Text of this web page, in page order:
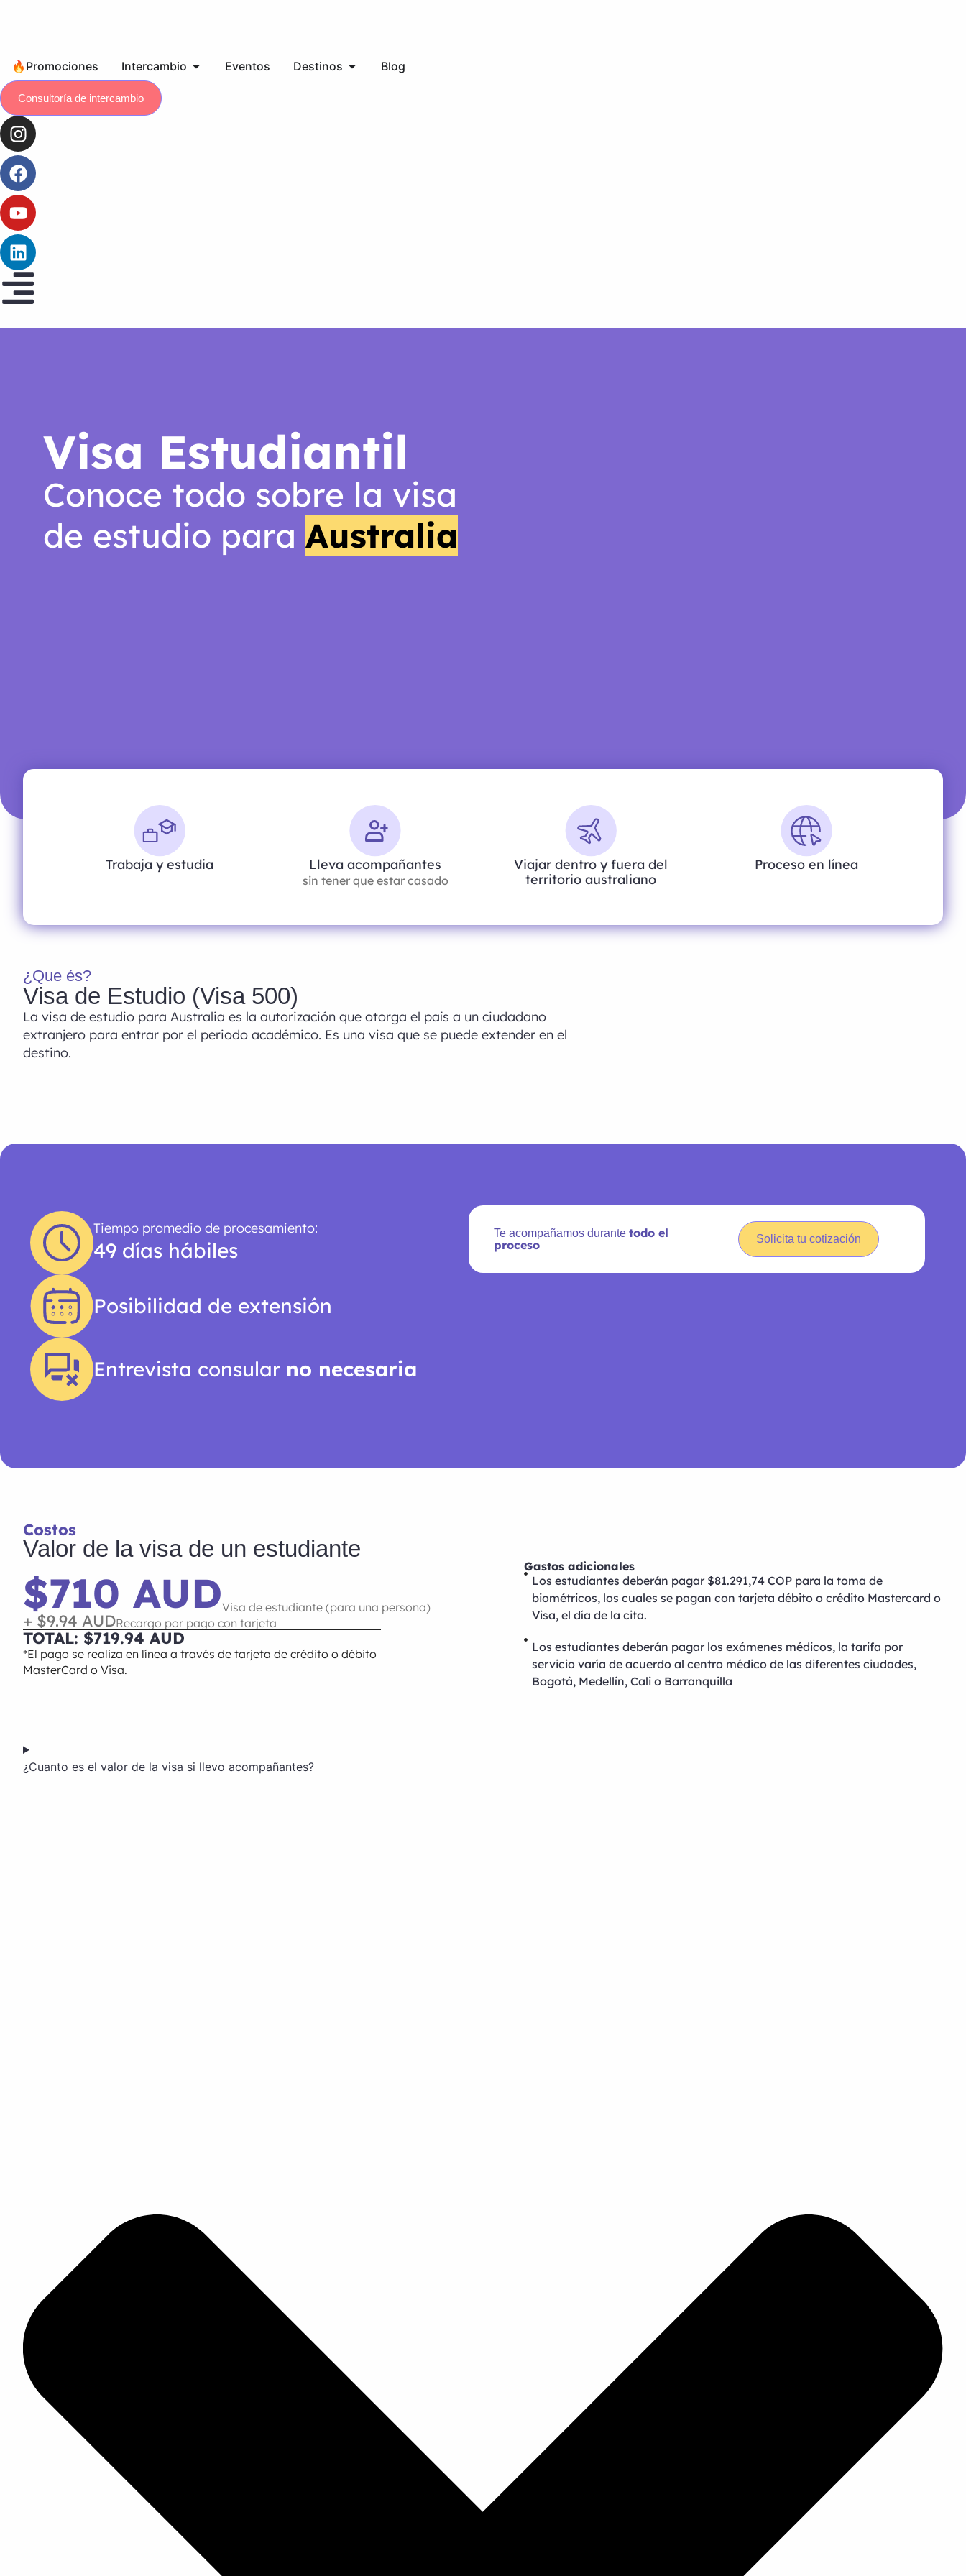
🔥Promociones Intercambio Eventos Destinos Blog
Consultoría de intercambio
Visa Estudiantil
Conoce todo sobre la visa
de estudio para Australia
Trabaja y estudia Lleva acompañantes
sin tener que estar casado
Viajar dentro y fuera del
territorio australiano
Proceso en línea
¿Que és?
Visa de Estudio (Visa 500)
La visa de estudio para Australia es la autorización que otorga el país a un ciudadano
extranjero para entrar por el periodo académico. Es una visa que se puede extender en el
destino.
Tiempo promedio de procesamiento:
49 días hábiles
Posibilidad de extensión
Entrevista consular no necesaria
Te acompañamos durantetodo el
proceso
Solicita tu cotización
Costos
Valor de la visa de un estudiante
$710 AUDVisa de estudiante (para una persona)
+ $9.94 AUDRecargo por pago con tarjeta
TOTAL: $719.94 AUD
*El pago se realiza en línea a través de tarjeta de crédito o débito
MasterCard o Visa.
Gastos adicionales
Los estudiantes deberán pagar $81.291,74 COP para la toma de
biométricos, los cuales se pagan con tarjeta débito o crédito Mastercard o
Visa, el día de la cita.
Los estudiantes deberán pagar los exámenes médicos, la tarifa por
servicio varía de acuerdo al centro médico de las diferentes ciudades,
Bogotá, Medellín, Cali o Barranquilla
¿Cuanto es el valor de la visa si llevo acompañantes?